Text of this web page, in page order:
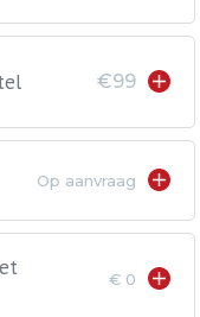
€99
Op aanvraag
€ 0